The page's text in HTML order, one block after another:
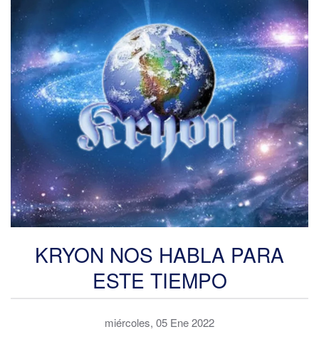
KRYON NOS HABLA PARA
ESTE TIEMPO
miércoles, 05 Ene 2022